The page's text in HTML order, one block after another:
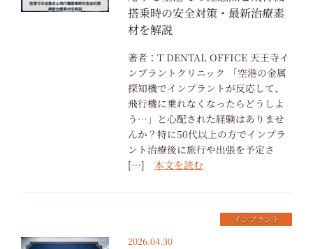
搭乗時の安全対策・最新治療素
材を解説
著者：T DENTAL OFFICE 天王寺イ
ンプラントクリニック 「空港の金属
探知機でインプラントが反応して、
飛行機に乗れなくなったらどうしよ
う…」と心配された経験はありませ
んか？特に50代以上の方でインプラ
ント治療後に旅行や出張を予定さ
[…] 本文を読む
2026.04.30
インプラント